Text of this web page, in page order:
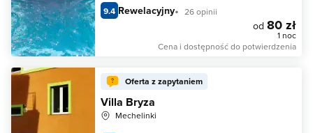
9.4 Rewelacyjny 26 opinii
od 80 zł
1 noc
Cena i dostępność do potwierdzenia
Oferta z zapytaniem
Villa Bryza
Mechelinki